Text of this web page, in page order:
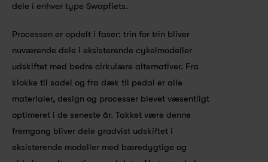
dele i enhver type Swapfiets.
Processen er opdelt i faser: trin for trin bliver
nuværende dele i eksisterende cykelmodeller
udskiftet med bedre cirkulære alternativer. Fra
klokke til sadel og fra dæk til pedal er alle
materialer, design og processer blevet væsentligt
optimeret i de seneste år. Takket være denne
fremgang bliver dele gradvist udskiftet i
eksisterende modeller med bæredygtige og